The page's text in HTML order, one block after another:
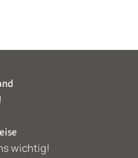
wichtig!